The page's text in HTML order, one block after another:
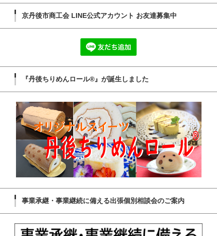
京丹後市商工会 LINE公式アカウント お友達募集中
『丹後ちりめんロール®』が誕生しました
事業承継・事業継続に備える出張個別相談会のご案内